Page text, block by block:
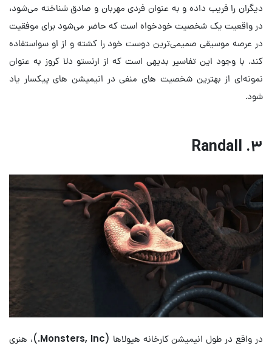
دیگران را فریب داده و به عنوان فردی مهربان و صادق شناخته می‌شود،
در واقعیت یک شخصیت خودخواه است که حاضر می‌شود برای موفقیت
در عرصه موسیقی صمیمی‌ترین دوست خود را کشته و از او سواستفاده
کند. با وجود این تفاسیر بدیهی است که از ارنستو دلا کروز به عنوان
نمونه‌ای از بهترین شخصیت های منفی در انیمیشن های پیکسار یاد
شود.
۳. Randall
در واقع در طول انیمیشن کارخانه هیولاها (Monsters, Inc. )، هنری